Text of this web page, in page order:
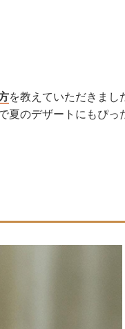
を教えていただきまし
夏のデザートにもぴっ